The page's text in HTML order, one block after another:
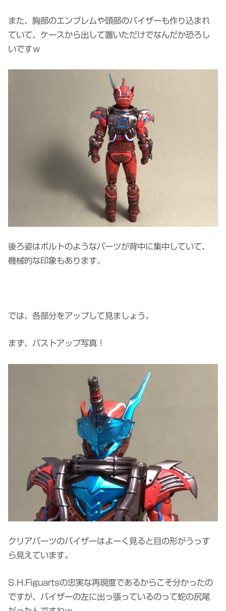
また、胸部のエンブレムや頭部のバイザーも作り込まれ
ていて、ケースから出して置いただけでなんだか恐ろし
いですｗ
後ろ姿はボルトのようなパーツが背中に集中していて、
機械的な印象もあります。
では、各部分をアップして見ましょう。
まず、バストアップ写真！
クリアパーツのバイザーはよーく見ると目の形がうっす
ら見えています。
S.H.Figuartsの忠実な再現度であるからこそ分かったの
ですが、バイザーの左に出っ張っているのって蛇の尻尾